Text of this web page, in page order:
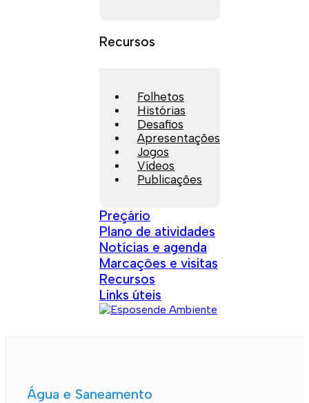
Recursos
Folhetos
Histórias
Desafios
Apresentações
Jogos
Vídeos
Publicações
Preçário
Plano de atividades
Notícias e agenda
Marcações e visitas
Recursos
Links úteis
Água e Saneamento